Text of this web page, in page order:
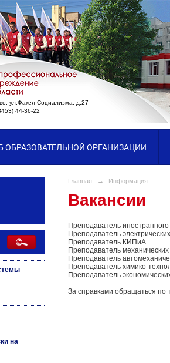
ул.Факел Социализма, д.27
44-36-22
ОБРАЗОВАТЕЛЬНОЙ ОРГАНИЗАЦИИ
на
Главная → Информация
Вакансии
Преподаватель
Преподаватель
Преподаватель КИПиА
Преподаватель
Преподаватель
Преподаватель химико-
Преподаватель
За справками обращаться по